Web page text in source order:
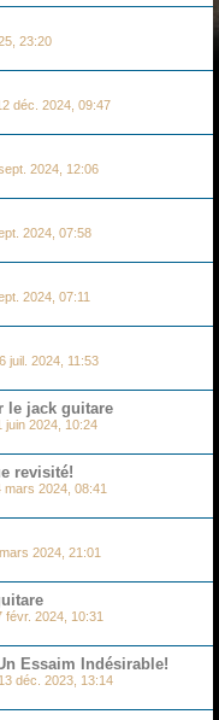
23:20
déc. 2024, 09:47
2024, 12:06
2024, 07:58
2024, 07:11
juil. 2024, 11:53
le jack guitare
juin 2024, 10:24
revisité!
mars 2024, 08:41
2024, 21:01
févr. 2024, 10:31
Essaim Indésirable!
déc. 2023, 13:14